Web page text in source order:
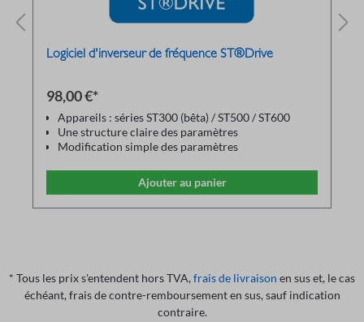
Logiciel d'inverseur de fréquence ST®Drive
98,00 €*
Appareils : séries ST300 (bêta) / ST500 / ST600
Une structure claire des paramètres
Modification simple des paramètres
et imprimés via une imprimante
Les fichiers de paramètres enregistrés peuvent être
rechargés comme sauvegarde
Ajouter au panier
* Tous les prix s'entendent hors TVA, frais de livraison en sus et, le cas
échéant, frais de contre-remboursement en sus, sauf indication
contraire.